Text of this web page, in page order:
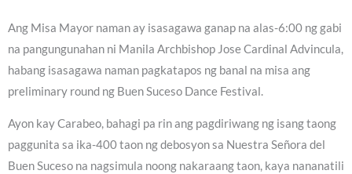
Ang Misa Mayor naman ay isasagawa ganap na alas-6:00 ng gabi
na pangungunahan ni Manila Archbishop Jose Cardinal Advincula,
habang isasagawa naman pagkatapos ng banal na misa ang
preliminary round ng Buen Suceso Dance Festival.
Ayon kay Carabeo, bahagi pa rin ang pagdiriwang ng isang taong
paggunita sa ika-400 taon ng debosyon sa Nuestra Señora del
Buen Suceso na nagsimula noong nakaraang taon, kaya nananatili